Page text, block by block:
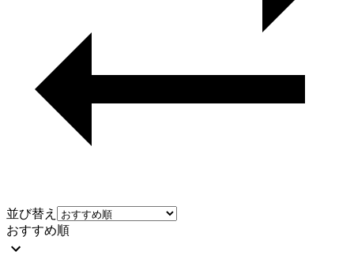
並び替え
おすすめ順